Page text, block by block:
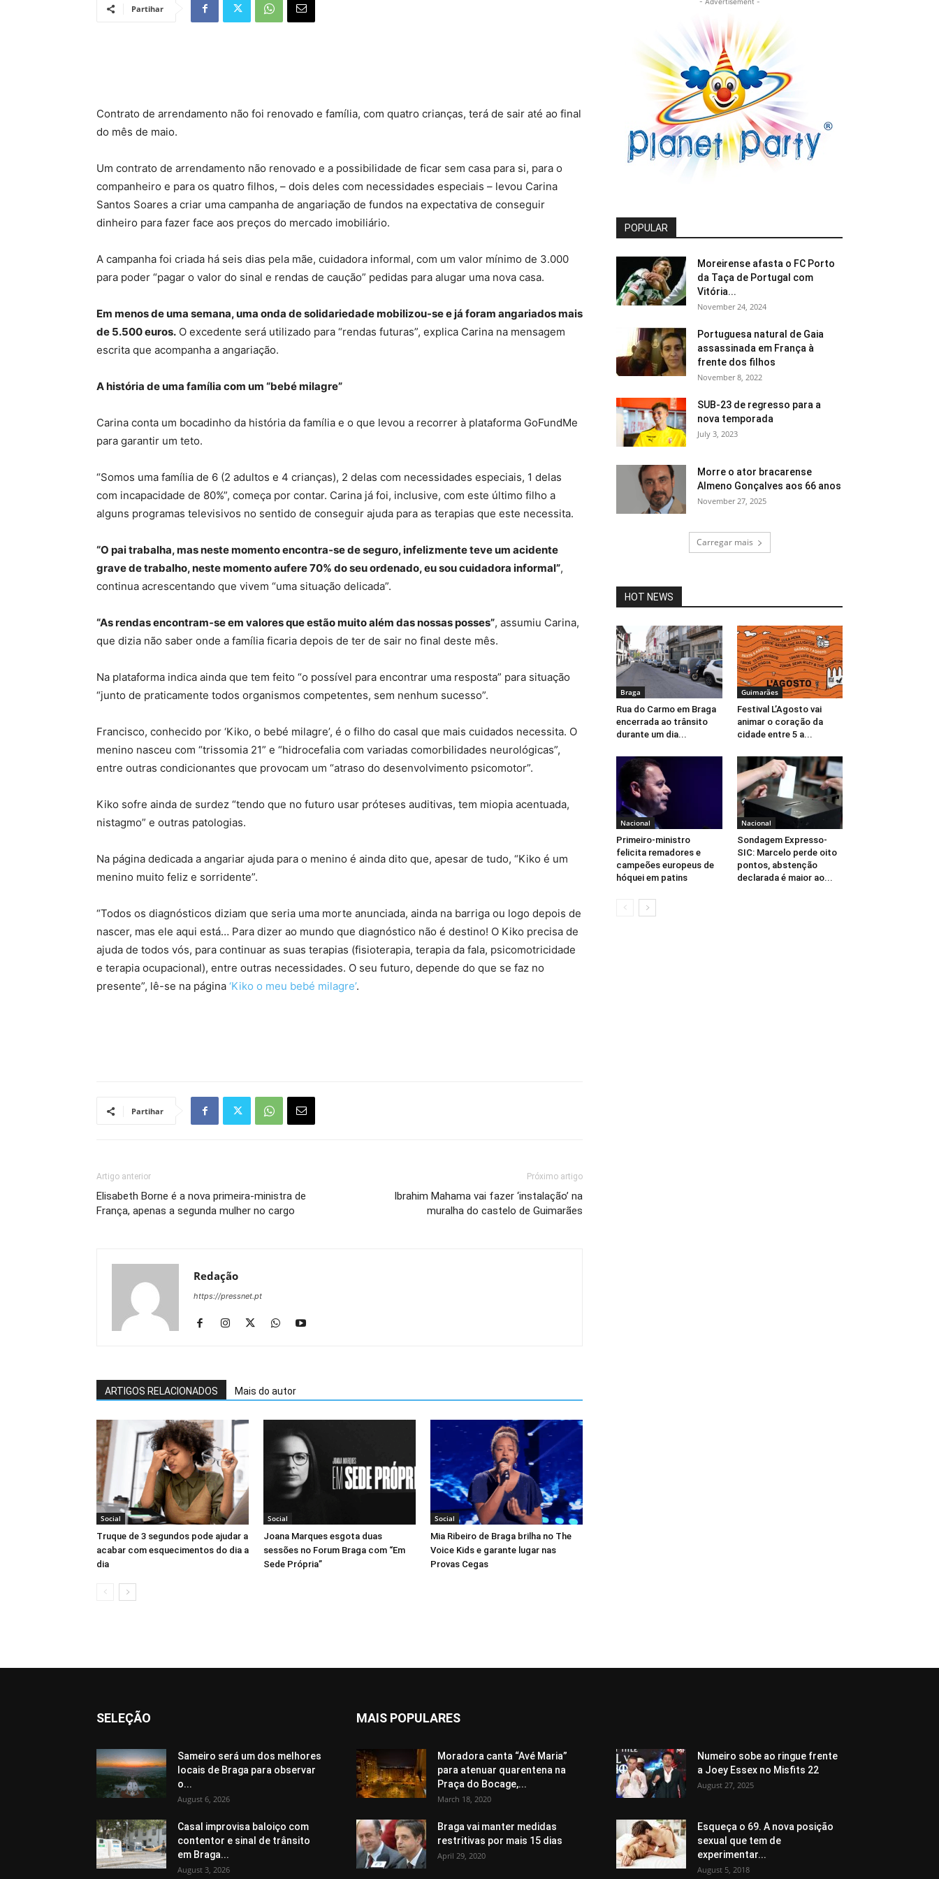
Partihar
Contrato de arrendamento não foi renovado e família, com quatro crianças, terá de sair até ao final
do mês de maio.
Um contrato de arrendamento não renovado e a possibilidade de ficar sem casa para si, para o
companheiro e para os quatro filhos, – dois deles com necessidades especiais – levou Carina
Santos Soares a criar uma campanha de angariação de fundos na expectativa de conseguir
dinheiro para fazer face aos preços do mercado imobiliário.
A campanha foi criada há seis dias pela mãe, cuidadora informal, com um valor mínimo de 3.000
para poder “pagar o valor do sinal e rendas de caução” pedidas para alugar uma nova casa.
Em menos de uma semana, uma onda de solidariedade mobilizou-se e já foram angariados mais
de 5.500 euros. O excedente será utilizado para “rendas futuras”, explica Carina na mensagem
escrita que acompanha a angariação.
A história de uma família com um “bebé milagre”
Carina conta um bocadinho da história da família e o que levou a recorrer à plataforma GoFundMe
para garantir um teto.
“Somos uma família de 6 (2 adultos e 4 crianças), 2 delas com necessidades especiais, 1 delas
com incapacidade de 80%”, começa por contar. Carina já foi, inclusive, com este último filho a
alguns programas televisivos no sentido de conseguir ajuda para as terapias que este necessita.
“O pai trabalha, mas neste momento encontra‐se de seguro, infelizmente teve um acidente
grave de trabalho, neste momento aufere 70% do seu ordenado, eu sou cuidadora informal”,
continua acrescentando que vivem “uma situação delicada”.
“As rendas encontram‐se em valores que estão muito além das nossas posses”, assumiu Carina,
que dizia não saber onde a família ficaria depois de ter de sair no final deste mês.
Na plataforma indica ainda que tem feito “o possível para encontrar uma resposta” para situação
“junto de praticamente todos organismos competentes, sem nenhum sucesso”.
Francisco, conhecido por ‘Kiko, o bebé milagre’, é o filho do casal que mais cuidados necessita. O
menino nasceu com “trissomia 21” e “hidrocefalia com variadas comorbilidades neurológicas”,
entre outras condicionantes que provocam um “atraso do desenvolvimento psicomotor”.
Kiko sofre ainda de surdez “tendo que no futuro usar próteses auditivas, tem miopia acentuada,
nistagmo” e outras patologias.
Na página dedicada a angariar ajuda para o menino é ainda dito que, apesar de tudo, “Kiko é um
menino muito feliz e sorridente”.
“Todos os diagnósticos diziam que seria uma morte anunciada, ainda na barriga ou logo depois de
nascer, mas ele aqui está… Para dizer ao mundo que diagnóstico não é destino! O Kiko precisa de
ajuda de todos vós, para continuar as suas terapias (fisioterapia, terapia da fala, psicomotricidade
e terapia ocupacional), entre outras necessidades. O seu futuro, depende do que se faz no
presente”, lê-se na página ‘Kiko o meu bebé milagre’.
Partihar
Artigo anterior
Elisabeth Borne é a nova primeira-ministra de
França, apenas a segunda mulher no cargo
Próximo artigo
Ibrahim Mahama vai fazer ‘instalação’ na
muralha do castelo de Guimarães
Redação
https://pressnet.pt
ARTIGOS RELACIONADOS Mais do autor
Social
Truque de 3 segundos pode ajudar a
acabar com esquecimentos do dia a
dia
Social
Joana Marques esgota duas
sessões no Forum Braga com “Em
Sede Própria”
Social
Mia Ribeiro de Braga brilha no The
Voice Kids e garante lugar nas
Provas Cegas
POPULAR
Moreirense afasta o FC Porto
da Taça de Portugal com
Vitória...
November 24, 2024
Portuguesa natural de Gaia
assassinada em França à
frente dos filhos
November 8, 2022
SUB-23 de regresso para a
nova temporada
July 3, 2023
Morre o ator bracarense
Almeno Gonçalves aos 66 anos
November 27, 2025
Carregar mais
HOT NEWS
Braga
Rua do Carmo em Braga
encerrada ao trânsito
durante um dia...
Guimarães
Festival L’Agosto vai
animar o coração da
cidade entre 5 a...
Nacional
Primeiro-ministro
felicita remadores e
campeões europeus de
hóquei em patins
Nacional
Sondagem Expresso-
SIC: Marcelo perde oito
pontos, abstenção
declarada é maior ao...
SELEÇÃO
Sameiro será um dos melhores
locais de Braga para observar
o...
August 6, 2026
Casal improvisa baloiço com
contentor e sinal de trânsito
em Braga...
August 3, 2026
MAIS POPULARES
Moradora canta “Avé Maria”
para atenuar quarentena na
Praça do Bocage,...
March 18, 2020
Numeiro sobe ao ringue frente
a Joey Essex no Misfits 22
August 27, 2025
Braga vai manter medidas
restritivas por mais 15 dias
April 29, 2020
Esqueça o 69. A nova posição
sexual que tem de
experimentar...
August 5, 2018